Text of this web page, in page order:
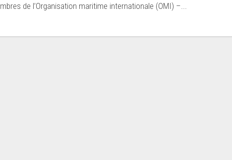
de l’Organisation maritime internationale (OMI) –...